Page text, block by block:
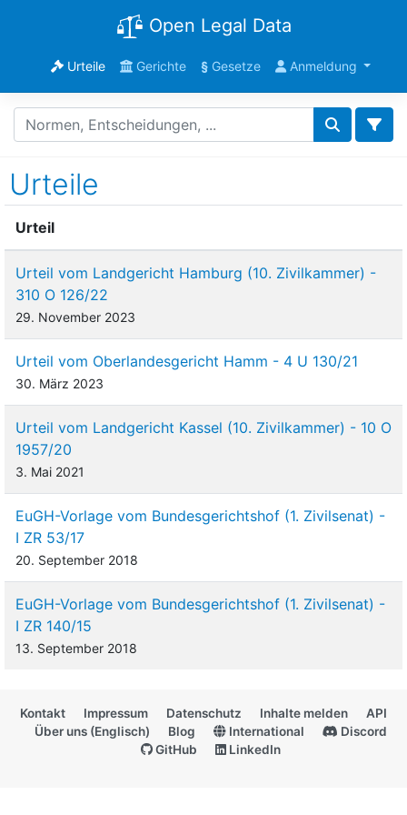
Open Legal Data
Urteile Gerichte §Gesetze Anmeldung
Urteile
Urteil
Urteil vom Landgericht Hamburg (10. Zivilkammer) -
310 O 126/22
29. November 2023
Urteil vom Oberlandesgericht Hamm - 4 U 130/21
30. März 2023
Urteil vom Landgericht Kassel (10. Zivilkammer) - 10 O
1957/20
3. Mai 2021
EuGH-Vorlage vom Bundesgerichtshof (1. Zivilsenat) -
I ZR 53/17
20. September 2018
EuGH-Vorlage vom Bundesgerichtshof (1. Zivilsenat) -
I ZR 140/15
13. September 2018
Kontakt Impressum Datenschutz Inhalte melden
API
Über uns (Englisch)
Blog International
Discord
GitHub
LinkedIn